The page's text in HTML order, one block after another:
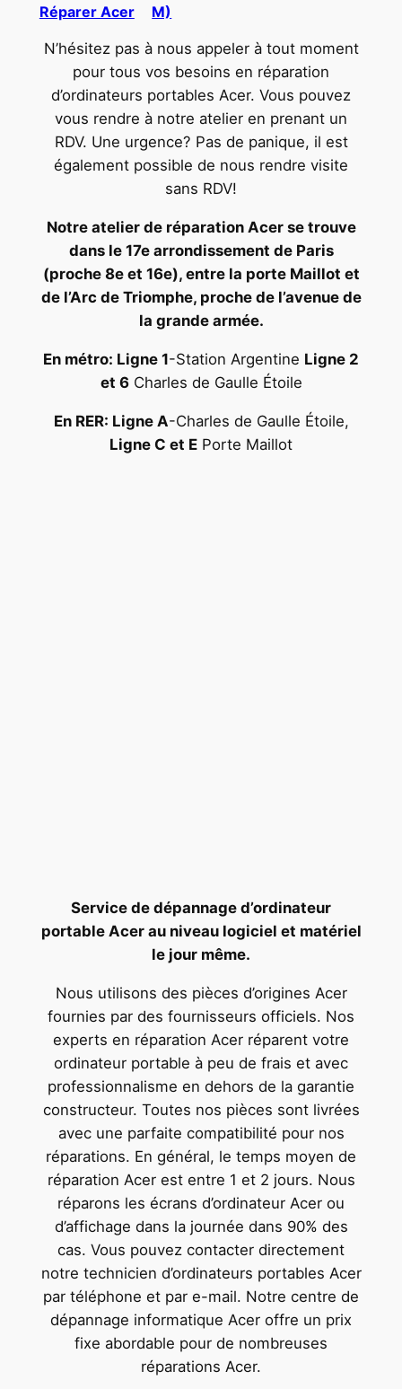
Réparer Acer
M)
N’hésitez pas à nous appeler à tout moment
pour tous vos besoins en réparation
d’ordinateurs portables Acer. Vous pouvez
vous rendre à notre atelier en prenant un
RDV. Une urgence? Pas de panique, il est
également possible de nous rendre visite
sans RDV!
Notre atelier de réparation Acer se trouve
dans le 17e arrondissement de Paris
(proche 8e et 16e), entre la porte Maillot et
de l’Arc de Triomphe, proche de l’avenue de
la grande armée.
En métro: Ligne 1-Station Argentine Ligne 2
et 6Charles de Gaulle Étoile
En RER: Ligne A-Charles de Gaulle Étoile,
Ligne C et E Porte Maillot
Service de dépannage d’ordinateur
portable Acer au niveau logiciel et matériel
le jour même.
Nous utilisons des pièces d’origines Acer
fournies par des fournisseurs officiels. Nos
experts en réparation Acer réparent votre
ordinateur portable à peu de frais et avec
professionnalisme en dehors de la garantie
constructeur. Toutes nos pièces sont livrées
avec une parfaite compatibilité pour nos
réparations. En général, le temps moyen de
réparation Acer est entre 1 et 2 jours. Nous
réparons les écrans d’ordinateur Acer ou
d’affichage dans la journée dans 90% des
cas. Vous pouvez contacter directement
notre technicien d’ordinateurs portables Acer
par téléphone et par e-mail. Notre centre de
dépannage informatique Acer offre un prix
fixe abordable pour de nombreuses
réparations Acer.